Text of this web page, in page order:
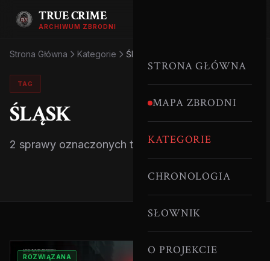
TRUE CRIME
ARCHIWUM ZBRODNI
STRONA GŁÓWNA
MAPA ZBRODNI
KATEGORIE
CHRONOLOGIA
SŁOWNIK
O PROJEKCIE
Strona Główna Kategorie Śląsk
TAG
ŚLĄSK
2 sprawy oznaczonych tym tagiem.
ROZWIĄZANA